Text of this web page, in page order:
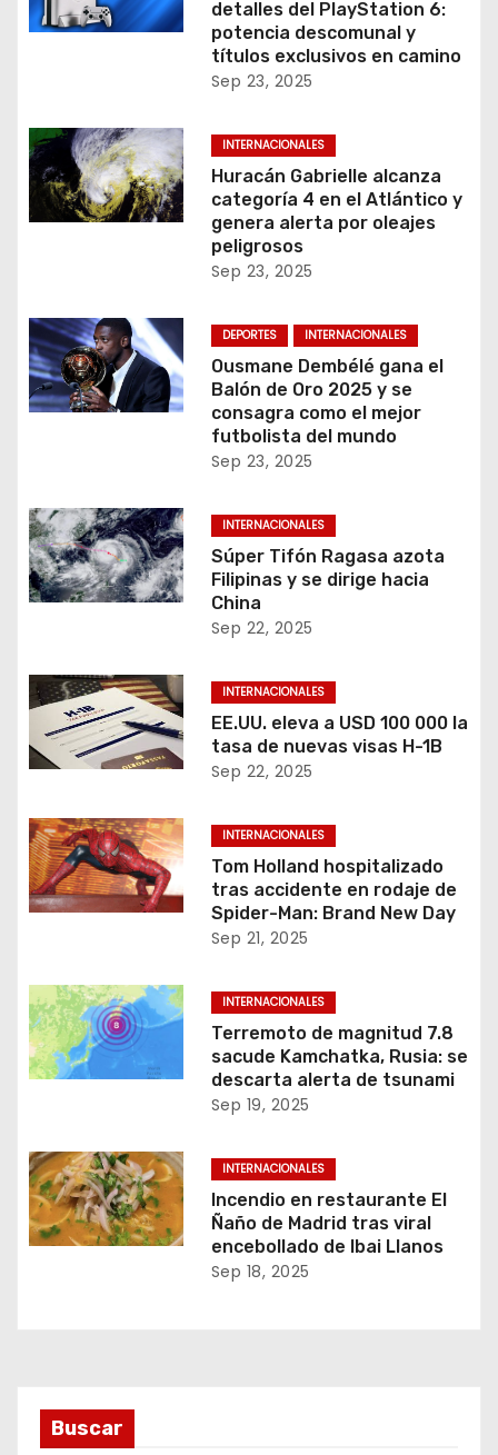
detalles del PlayStation 6:
potencia descomunal y
títulos exclusivos en camino
Sep 23, 2025
INTERNACIONALES
Huracán Gabrielle alcanza
categoría 4 en el Atlántico y
genera alerta por oleajes
peligrosos
Sep 23, 2025
DEPORTES INTERNACIONALES
Ousmane Dembélé gana el
Balón de Oro 2025 y se
consagra como el mejor
futbolista del mundo
Sep 23, 2025
INTERNACIONALES
Súper Tifón Ragasa azota
Filipinas y se dirige hacia
China
Sep 22, 2025
INTERNACIONALES
EE.UU. eleva a USD 100 000 la
tasa de nuevas visas H-1B
Sep 22, 2025
INTERNACIONALES
Tom Holland hospitalizado
tras accidente en rodaje de
Spider-Man: Brand New Day
Sep 21, 2025
INTERNACIONALES
Terremoto de magnitud 7.8
sacude Kamchatka, Rusia: se
descarta alerta de tsunami
Sep 19, 2025
INTERNACIONALES
Incendio en restaurante El
Ñaño de Madrid tras viral
encebollado de Ibai Llanos
Sep 18, 2025
Buscar